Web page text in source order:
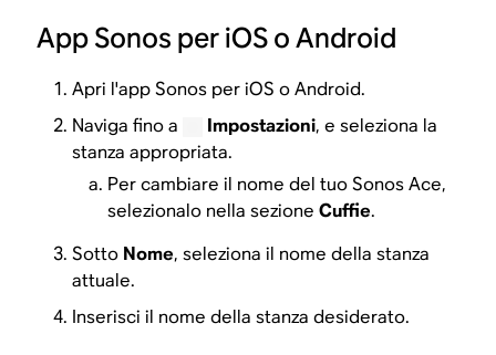
App Sonos per iOS o Android
Apri l'app Sonos per iOS o Android.
Naviga fino a
Impostazioni, e seleziona la
stanza appropriata.
Per cambiare il nome del tuo Sonos Ace,
selezionalo nella sezioneCuffie.
Sotto Nome, seleziona il nome della stanza
attuale.
Inserisci il nome della stanza desiderato.